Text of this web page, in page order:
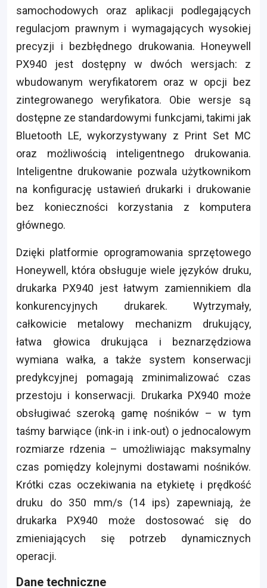
samochodowych oraz aplikacji podlegających
regulacjom prawnym i wymagających wysokiej
precyzji i bezbłędnego drukowania. Honeywell
PX940 jest dostępny w dwóch wersjach: z
wbudowanym weryfikatorem oraz w opcji bez
zintegrowanego weryfikatora. Obie wersje są
dostępne ze standardowymi funkcjami, takimi jak
Bluetooth LE, wykorzystywany z Print Set MC
oraz możliwością inteligentnego drukowania.
Inteligentne drukowanie pozwala użytkownikom
na konfigurację ustawień drukarki i drukowanie
bez konieczności korzystania z komputera
głównego.
Dzięki platformie oprogramowania sprzętowego
Honeywell, która obsługuje wiele języków druku,
drukarka PX940 jest łatwym zamiennikiem dla
konkurencyjnych drukarek. Wytrzymały,
całkowicie metalowy mechanizm drukujący,
łatwa głowica drukująca i beznarzędziowa
wymiana wałka, a także system konserwacji
predykcyjnej pomagają zminimalizować czas
przestoju i konserwacji. Drukarka PX940 może
obsługiwać szeroką gamę nośników – w tym
taśmy barwiące (ink-in i ink-out) o jednocalowym
rozmiarze rdzenia – umożliwiając maksymalny
czas pomiędzy kolejnymi dostawami nośników.
Krótki czas oczekiwania na etykietę i prędkość
druku do 350 mm/s (14 ips) zapewniają, że
drukarka PX940 może dostosować się do
zmieniających się potrzeb dynamicznych
operacji.
Dane techniczne